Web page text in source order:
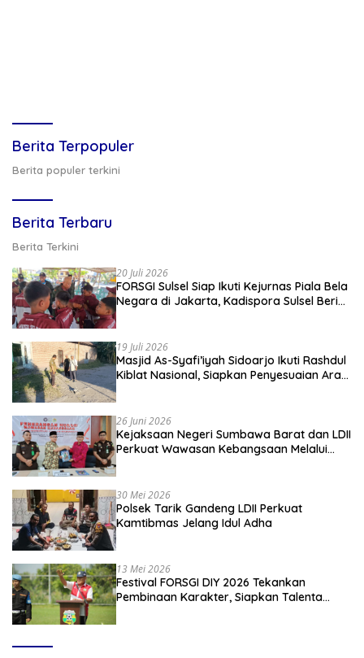
Berita Terpopuler
Berita populer terkini
Berita Terbaru
Berita Terkini
20 Juli 2026
FORSGI Sulsel Siap Ikuti Kejurnas Piala Bela
Negara di Jakarta, Kadispora Sulsel Beri
19 Juli 2026
Masjid As-Syafi’iyah Sidoarjo Ikuti Rashdul
Kiblat Nasional, Siapkan Penyesuaian Arah
26 Juni 2026
Kejaksaan Negeri Sumbawa Barat dan LDII
Perkuat Wawasan Kebangsaan Melalui
30 Mei 2026
Polsek Tarik Gandeng LDII Perkuat
Kamtibmas Jelang Idul Adha
13 Mei 2026
Festival FORSGI DIY 2026 Tekankan
Pembinaan Karakter, Siapkan Talenta